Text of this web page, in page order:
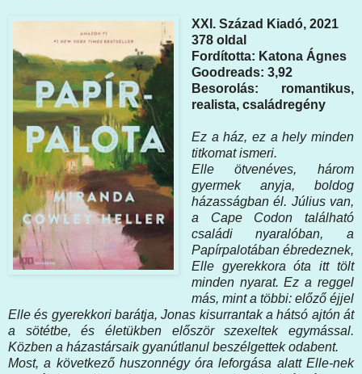
XXI. Század Kiadó, 2021
378 oldal
Fordította: Katona Ágnes
Goodreads: 3,92
Besorolás: romantikus,
realista, családregény
Ez a ház, ez a hely minden
titkomat ismeri.
Elle ötvenéves, három
gyermek anyja, boldog
házasságban él. Július van,
a Cape Codon található
családi nyaralóban, a
Papírpalotában ébredeznek,
Elle gyerekkora óta itt tölt
minden nyarat. Ez a reggel
más, mint a többi: előző éjjel
Elle és gyerekkori barátja, Jonas kisurrantak a hátsó ajtón át
a sötétbe, és életükben először szexeltek egymással.
Közben a házastársaik gyanútlanul beszélgettek odabent.
Most, a következő huszonnégy óra leforgása alatt Elle-nek